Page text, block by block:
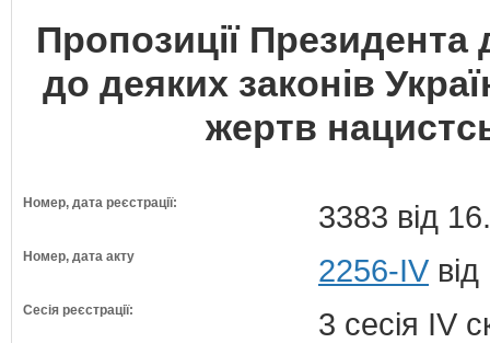
Пропозиції
до деяких законів
жертв
Номер, дата реєстрації: 3383 від
Номер, дата акту 2256-IV
Сесія реєстрації: 3 сесія IV